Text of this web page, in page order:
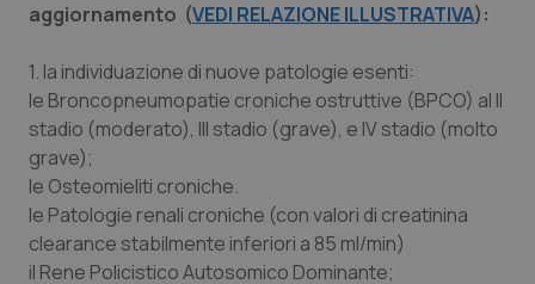
Tumore ovarico
Tumori del Polmone & Testa Collo
Tumori gastrointestinali
Ulcera & Reflusso
Vaccini
aggiornamento (VEDI RELAZIONE ILLUSTRATIVA):
1. la individuazione di nuove patologie esenti:
le Broncopneumopatie croniche ostruttive (BPCO) al II
stadio (moderato), III stadio (grave), e IV stadio (molto
grave);
le Osteomieliti croniche.
le Patologie renali croniche (con valori di creatinina
clearance stabilmente inferiori a 85 ml/min)
il Rene Policistico Autosomico Dominante;